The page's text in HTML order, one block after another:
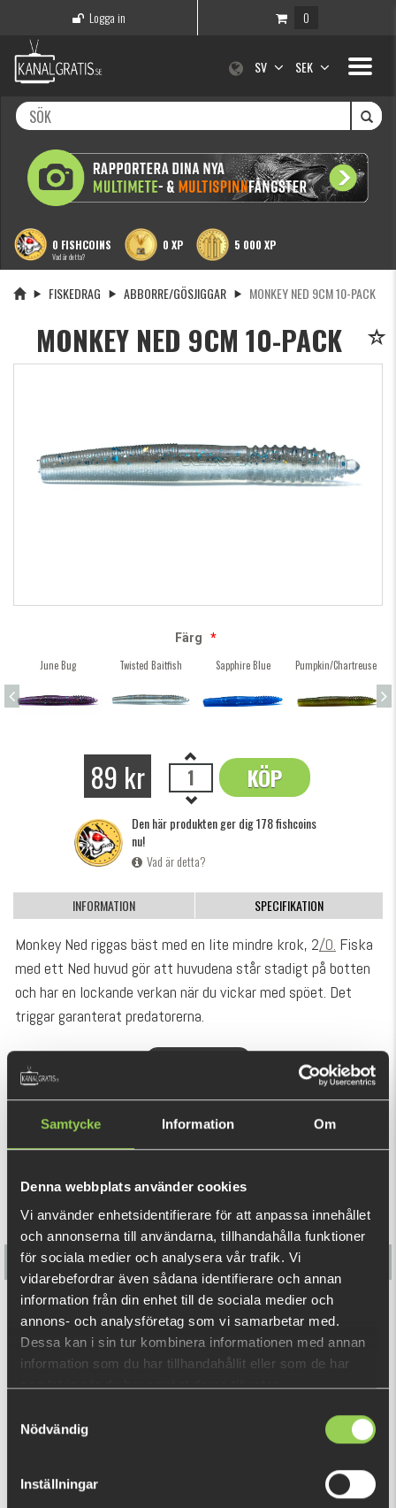
Samtycke Information Om
Denna webbplats använder cookies
Vi använder enhetsidentifierare för att anpassa innehållet
och annonserna till användarna, tillhandahålla funktioner
för sociala medier och analysera vår trafik. Vi
vidarebefordrar även sådana identifierare och annan
information från din enhet till de sociala medier och
annons- och analysföretag som vi samarbetar med.
Dessa kan i sin tur kombinera informationen med annan
information som du har tillhandahållit eller som de har
samlat in när du har använt deras tjänster.
Nödvändig
Inställningar
Logga in 0
Toggle
SV SEK
0 FISHCOINS
Vad är detta?
0 XP 5 000 XP
FISKEDRAG ABBORRE/GÖSJIGGAR MONKEY NED 9CM 10-PACK
MONKEY NED 9CM 10-PACK
Färg
*
June Bug
Twisted Baitfish Sapphire Blue Pumpkin/Chartreuse
89 kr KÖP
OK
Den här produkten ger dig 178 fishcoins
nu!
Vad är detta?
INFORMATION SPECIFIKATION
Monkey Ned riggas bäst med en lite mindre krok, 2/0. Fiska
med ett Ned huvud gör att huvudena står stadigt på botten
och har en lockande verkan när du vickar med spöet. Det
triggar garanterat predatorerna.
Ned fisket har på senare tid blivit framgångsrikt i Sverige!
Vår egen designer Edvin Johansson från Team Galant har
utvecklat den nya Monkey Ned. Tanken bakom tekninken är
att kunna presentera betet med svansen uppåt när den står
på botten med hjälp av ett platt jigghuvud, vilket gör den
De små detaljerna så som ribborna runt svansen gör lite
extra oväsen för sig i vattnet och har visat sig vara extremt
effektivt under vår och höstfisket.
Längd: 9 cm, vikt: 5,5gr
Antal per förpackning: 10
REKOMMENDERADE PRODUKTER
Monkey Fry 10-pack 10cm
89 kr